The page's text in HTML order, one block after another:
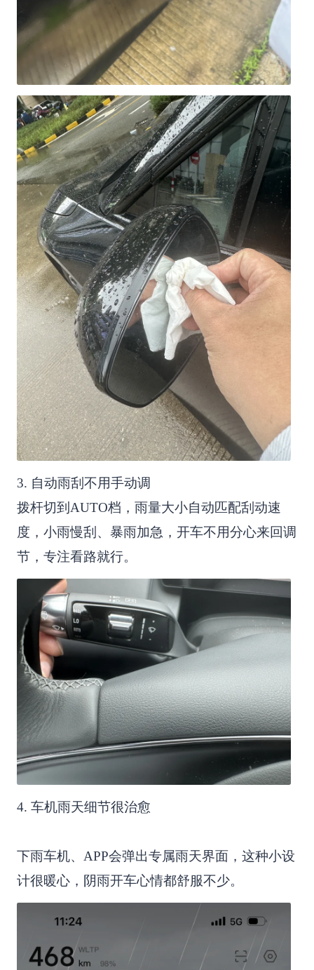
3. 自动雨刮不用手动调
拨杆切到AUTO档，雨量大小自动匹配刮动速
度，小雨慢刮、暴雨加急，开车不用分心来回调
节，专注看路就行。
4. 车机雨天细节很治愈
下雨车机、APP会弹出专属雨天界面，这种小设
计很暖心，阴雨开车心情都舒服不少。